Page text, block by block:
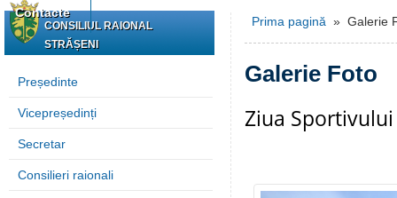
Contacte
CONSILIUL RAIONAL
STRĂȘENI
Președinte
Vicepreședinți
Secretar
Consilieri raionali
Prima pagină » Galerie
Galerie Foto
Ziua